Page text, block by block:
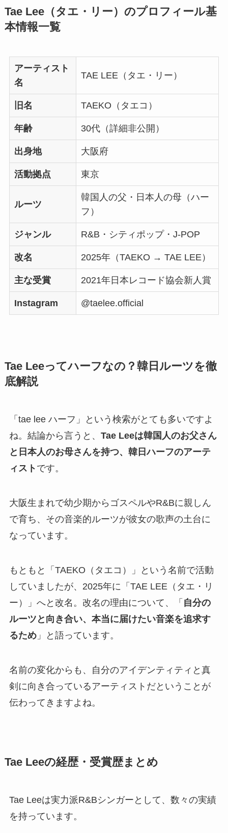
Tae Lee（タエ・リー）のプロフィール基
本情報一覧
アーティスト
名
TAE LEE（タエ・リー）
旧名 TAEKO（タエコ）
年齢 30代（詳細非公開）
出身地 大阪府
活動拠点 東京
ルーツ
韓国人の父・日本人の母（ハー
フ）
ジャンル R&B・シティポップ・J-POP
改名 2025年（TAEKO → TAE LEE）
主な受賞 2021年日本レコード協会新人賞
Instagram @taelee.official
Tae Leeってハーフなの？韓日ルーツを徹
底解説
「tae lee ハーフ」という検索がとても多いですよ
ね。結論から言うと、 Tae Leeは韓国人のお父さん
と日本人のお母さんを持つ、韓日ハーフのアーテ
ィスト です。
大阪生まれで幼少期からゴスペルやR&Bに親しん
で育ち、その音楽的ルーツが彼女の歌声の土台に
なっています。
もともと「TAEKO（タエコ）」という名前で活動
していましたが、2025年に「TAE LEE（タエ・リ
ー）」へと改名。改名の理由について、「 自分の
ルーツと向き合い、本当に届けたい音楽を追求す
るため」と語っています。
名前の変化からも、自分のアイデンティティと真
剣に向き合っているアーティストだということが
伝わってきますよね。
Tae Leeの経歴・受賞歴まとめ
Tae Leeは実力派R&Bシンガーとして、数々の実績
を持っています。